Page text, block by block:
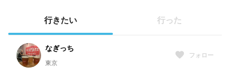
行きたい 行った
なぎっち
東京
フォロー